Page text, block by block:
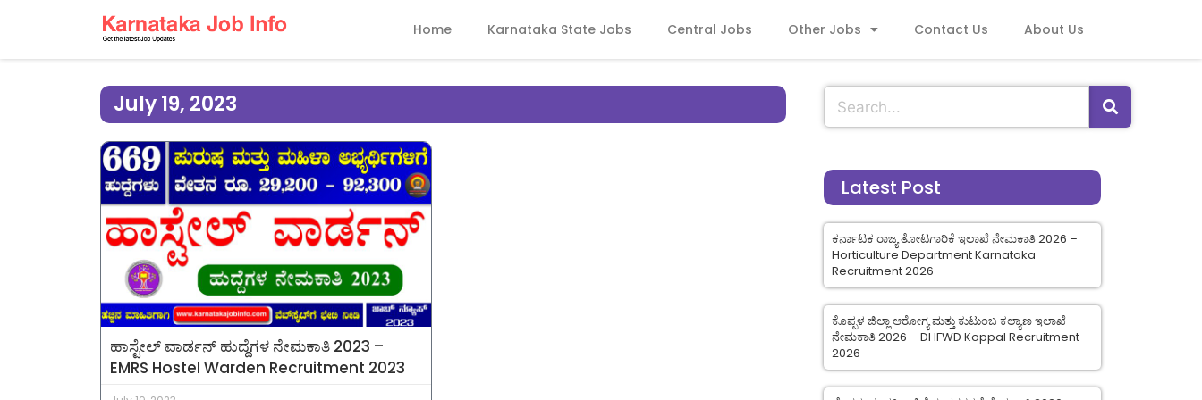
Home Karnataka State Jobs Central Jobs Other Jobs Contact Us About Us
July 19, 2023
ಹಾಸ್ಟೇಲ್ ವಾರ್ಡನ್ ಹುದ್ದೆಗಳ ನೇಮಕಾತಿ 2023 –
EMRS Hostel Warden Recruitment 2023
Latest Post
ಕರ್ನಾಟಕ ರಾಜ್ಯ ತೋಟಗಾರಿಕೆ ಇಲಾಖೆ ನೇಮಕಾತಿ 2026 –
Horticulture Department Karnataka
Recruitment 2026
ಕೊಪ್ಪಳ ಜಿಲ್ಲಾ ಆರೋಗ್ಯ ಮತ್ತು ಕುಟುಂಬ ಕಲ್ಯಾಣ ಇಲಾಖೆ
ನೇಮಕಾತಿ 2026 – DHFWD Koppal Recruitment
2026